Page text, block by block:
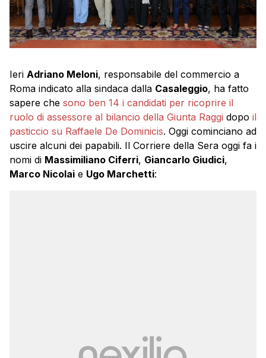
Ieri Adriano Meloni, responsabile del commercio a
Roma indicato alla sindaca dalla Casaleggio, ha fatto
sapere che sono ben 14 i candidati per ricoprire il
ruolo di assessore al bilancio della Giunta Raggi dopo il
pasticcio su Raffaele De Dominicis. Oggi cominciano ad
uscire alcuni dei papabili. Il Corriere della Sera oggi fa i
nomi di Massimiliano Ciferri, Giancarlo Giudici,
Marco Nicolai e Ugo Marchetti: